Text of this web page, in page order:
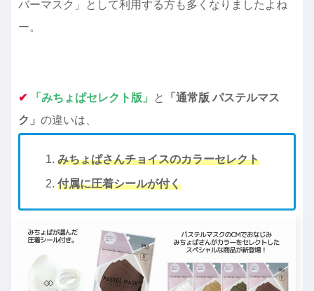
バーマスク」として利用する方も多くなりましたよね
ー。
✔︎ 「みちょぱセレクト版」 と
「通常版 パステルマス
ク」 の違いは、
みちょぱさんチョイスのカラーセレクト
付属に圧着シールが付く